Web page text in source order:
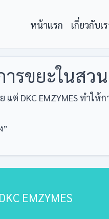
หน้าแรก เกี่ยวกับเ
รขยะในสว
แต่ DKC EMZYMES ทำใ
”
DKC EMZYMES